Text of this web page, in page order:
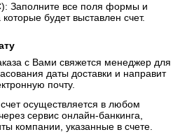
Заполните все поля формы и
будет выставлен счет.
с Вами свяжется менеджер для
даты доставки и направит
почту.
осуществляется в любом
сервис онлайн-банкинга,
компании, указанные в счете.